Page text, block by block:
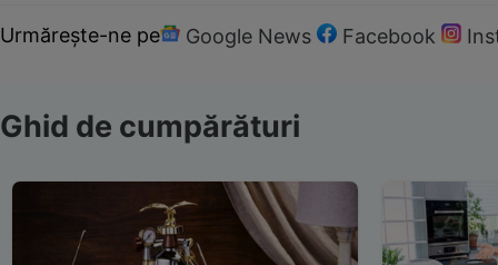
Urmărește-ne pe Google News Facebook
Ghid de cumpărături